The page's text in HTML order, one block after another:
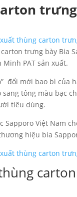
trưng bày Bia
Minh PAT sản xuất.
đổi mới bao bì của
tông màu bạc
tiêu dùng.
Sapporo Việt Nam
hiệu bia